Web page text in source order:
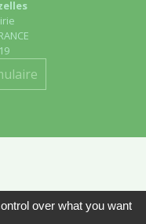
over what you want